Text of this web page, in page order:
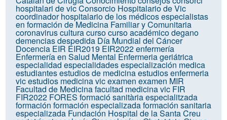
hospitalari de vicConsorcio Hospitalario de Vic
coordinador hospitalario de los médicos especialistas
en formación de Medicina Familiar y Comunitaria
coronavirusculturacursocurso académicodegano
demenciasdespedida Día Mundial del Cáncer
Docencia EIR EIR2019 EIR2022enfermería
Enfermería en Salud Mental Enfermeria geriátrica
especialidad especialidadesespecialización medica
estudiantesestudios de medicinaestudios enfermeria
vicestudios medicina vicexamen examen MIR
Facultad de Medicinafacultad medicina vic FIR
FIR2022 FORES formació sanitària especialitzada
formación formación especializadaformación sanitaria
especializada Fundación Hospital de la Santa Creu